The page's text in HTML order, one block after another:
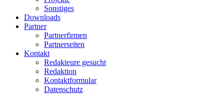
Sonstiges
Downloads
Partner
Partnerfirmen
Partnerseiten
Kontakt
Redakteure gesucht
Redaktion
Kontaktformular
Datenschutz